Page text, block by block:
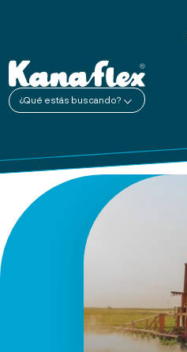
¿Qué estás buscando?